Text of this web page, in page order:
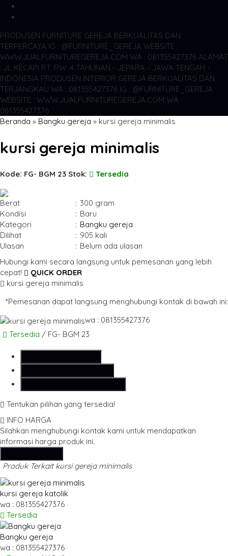
PRODUSEN FURNITURE GEREJA BERKUALITAS DAN
TERPERCAYA IG : @FURNITURE_GEREJA WEBSITE :
WWW.JUALFURNITUREGEREJA.COM WA : 081355427376 ALAMAT
: JL KECAPI RT. RW .4 TAHUNAN - JEPARA - JAWA TENGAH -
INDONESIA PRODUSEN INTERIOR GEREJA BERKUALITAS DAN
TERJANGKAU WA : 081355427376 IG : @FURNITURE_GEREJA
WEBSITE : WWW.JUALFURNITUREGEREJA.COM WA :
081355427376
Beranda » Bangku gereja » kursi gereja minimalis
kursi gereja minimalis
Kode: FG- BGM 23 Stok: Tersedia
Berat : 300 gram
Kondisi
: Baru
Kategori
: Bangku gereja
Dilihat
: 905 kali
Ulasan
: Belum ada ulasan
Hubungi kami secara langsung untuk pemesanan yang lebih
cepat!
QUICK ORDER
kursi gereja minimalis
*Pemesanan dapat langsung menghubungi kontak di bawah ini:
wa : 081355427376
Tersedia / FG- BGM 23
Tentukan pilihan yang tersedia!
INFO HARGA
Silahkan menghubungi kontak kami untuk mendapatkan
informasi harga produk ini.
Produk Terkait kursi gereja minimalis
kursi gereja katolik
wa : 081355427376
Tersedia
Bangku gereja
wa : 081355427376